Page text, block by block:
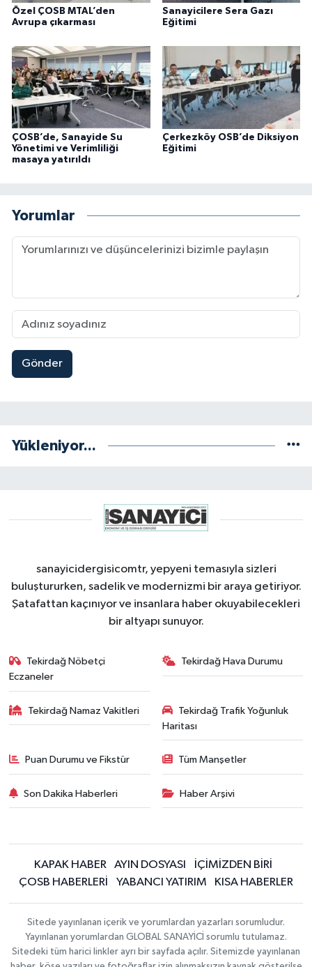
Özel ÇOSB MTAL’den
Avrupa çıkarması
Sanayicilere Sera Gazı
Eğitimi
ÇOSB’de, Sanayide Su
Yönetimi ve Verimliliği
masaya yatırıldı
Çerkezköy OSB’de Diksiyon
Eğitimi
Yorumlar
Gönder
Yükleniyor...
sanayicidergisicomtr, yepyeni temasıyla sizleri
buluştururken, sadelik ve modernizmi bir araya getiriyor.
Şatafattan kaçınıyor ve insanlara haber okuyabilecekleri
bir altyapı sunuyor.
Tekirdağ Nöbetçi
Eczaneler
Tekirdağ Hava Durumu
Tekirdağ Namaz Vakitleri
Tekirdağ Trafik Yoğunluk
Haritası
Puan Durumu ve Fikstür Tüm Manşetler
Son Dakika Haberleri Haber Arşivi
KAPAK HABER AYIN DOSYASI
İÇİMİZDEN BİRİ
ÇOSB HABERLERİ
YABANCI YATIRIM KISA HABERLER
Sitede yayınlanan içerik ve yorumlardan yazarları sorumludur.
Yayınlanan yorumlardan GLOBAL SANAYİCİ sorumlu tutulamaz.
Sitedeki tüm harici linkler ayrı bir sayfada açılır. Sitemizde yayınlanan